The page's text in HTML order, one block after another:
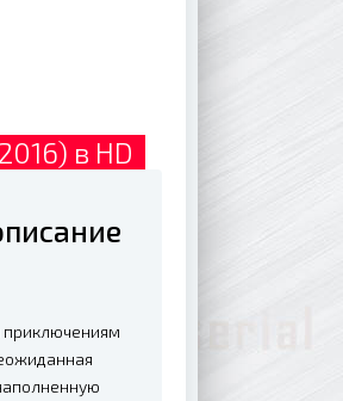
в HD
приключениям